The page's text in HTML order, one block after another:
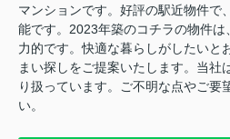
マンションです。好評の駅近物件で
能です。2023年築のコチラの物件
力的です。快適な暮らしがしたいと
まい探しをご提案いたします。当社
り扱っています。ご不明な点やご要
い。